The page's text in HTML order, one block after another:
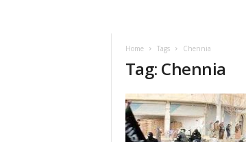
Home Tags Chennia
Tag: Chennia